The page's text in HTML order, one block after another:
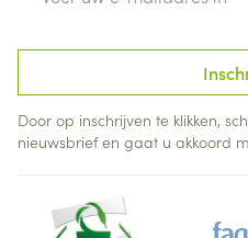
Door op inschrijven te klikken,
nieuwsbrief en gaat u akkoord